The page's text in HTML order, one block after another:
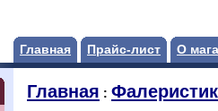
Главная Прайс-лист О
Главная :